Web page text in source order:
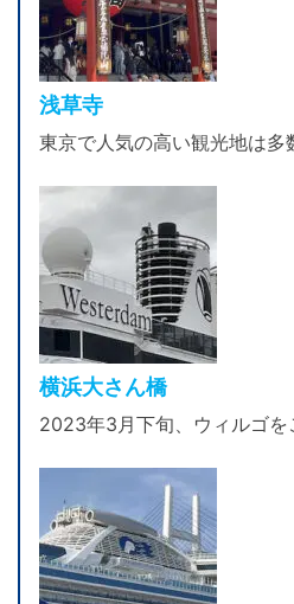
浅草寺
東京で人気の高い観光地は多
横浜大さん橋
2023年3月下旬、ウィルゴを